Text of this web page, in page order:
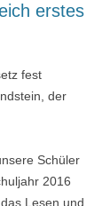
erstes
fest
der
Schüler
2016
Lesen und